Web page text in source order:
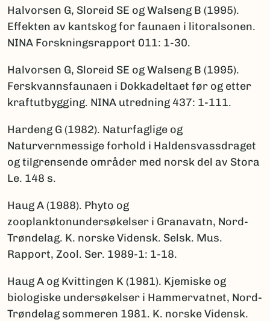
Halvorsen G, Sloreid SE og Walseng B (1995).
Effekten av kantskog for faunaen i litoralsonen.
NINA Forskningsrapport 011: 1-30.
Halvorsen G, Sloreid SE og Walseng B (1995).
Ferskvannsfaunaen i Dokkadeltaet før og etter
kraftutbygging. NINA utredning 437: 1-111.
Hardeng G (1982). Naturfaglige og
Naturvernmessige forhold i Haldensvassdraget
og tilgrensende områder med norsk del av Stora
Le. 148 s.
Haug A (1988). Phyto og
zooplanktonundersøkelser i Granavatn, Nord-
Trøndelag. K. norske Vidensk. Selsk. Mus.
Rapport, Zool. Ser. 1989-1: 1-18.
Haug A og Kvittingen K (1981). Kjemiske og
biologiske undersøkelser i Hammervatnet, Nord-
Trøndelag sommeren 1981. K. norske Vidensk.